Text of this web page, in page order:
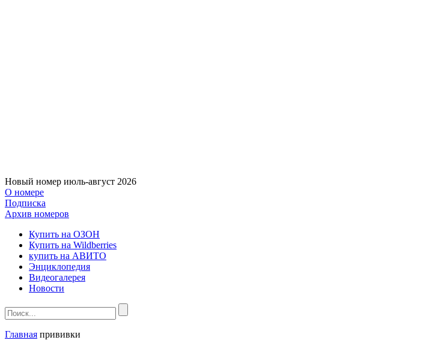
Новый номер июль-август 2026
О номере
Подписка
Архив номеров
Купить на ОЗОН
Купить на Wildberries
купить на АВИТО
Энциклопедия
Видеогалерея
Новости
Главная прививки